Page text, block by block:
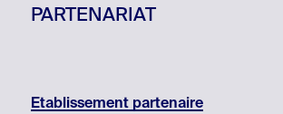
PARTENARIAT
Etablissement partenaire